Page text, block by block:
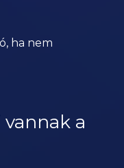
ha nem
a